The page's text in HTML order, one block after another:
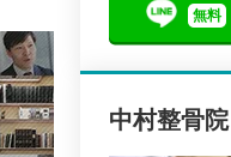
無料
中村整骨院